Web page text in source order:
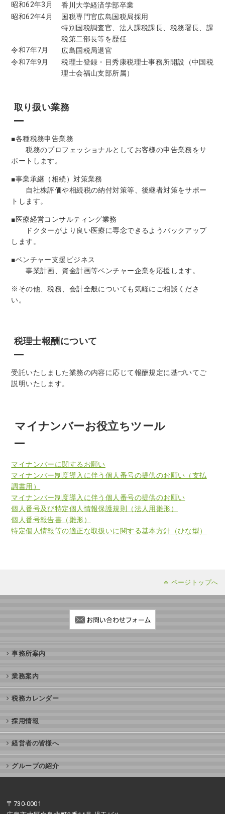
昭和62年3月
香川大学経済学部卒業
昭和62年4月
国税専門官広島国税局採用
特別国税調査官、法人課税課長、税務署長、課
税第二部長等を歴任
令和7年7月
広島国税局退官
令和7年9月
税理士登録・目秀康税理士事務所開設（中国税
理士会福山支部所属）
取り扱い業務
■各種税務申告業務
税務のプロフェッショナルとしてお客様の申告業務をサ
ポートします。
■事業承継（相続）対策業務
自社株評価や相続税の納付対策等、後継者対策をサポー
トします。
■医療経営コンサルティング業務
ドクターがより良い医療に専念できるようバックアップ
します。
■ベンチャー支援ビジネス
事業計画、資金計画等ベンチャー企業を応援します。
※その他、税務、会計全般についても気軽にご相談くださ
い。
税理士報酬について
受託いたしました業務の内容に応じて報酬規定に基づいてご
説明いたします。
マイナンバーお役立ちツール
マイナンバーに関するお願い
マイナンバー制度導入に伴う個人番号の提供のお願い（支払
調書用）
マイナンバー制度導入に伴う個人番号の提供のお願い
個人番号及び特定個人情報保護規則（法人用雛形）
個人番号報告書（雛形）
特定個人情報等の適正な取扱いに関する基本方針（ひな型）
ページトップへ
事務所案内
業務案内
税務カレンダー
採用情報
経営者の皆様へ
グループの紹介
〒730-0001